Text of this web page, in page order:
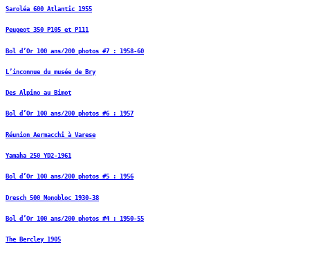
Saroléa 600 Atlantic 1955
Peugeot 350 P105 et P111
Bol d’Or 100 ans/200 photos #7 : 1958-60
L’inconnue du musée de Bry
Des Alpino au Bimot
Bol d’Or 100 ans/200 photos #6 : 1957
Réunion Aermacchi à Varese
Yamaha 250 YD2-1961
Bol d’Or 100 ans/200 photos #5 : 1956
Dresch 500 Monobloc 1930-38
Bol d’Or 100 ans/200 photos #4 : 1950-55
The Bercley 1905